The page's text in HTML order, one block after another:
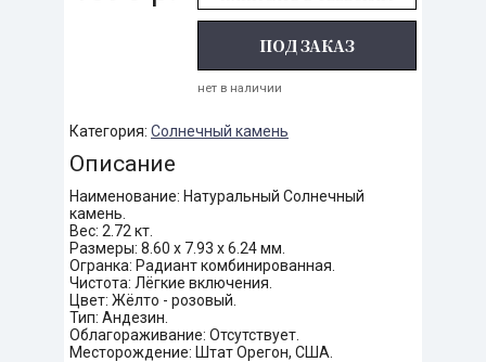
ПОД ЗАКАЗ
нет в наличии
Категория: Солнечный камень
Описание
Наименование: Натуральный Солнечный
камень.
Вес: 2.72 кт.
Размеры: 8.60 х 7.93 х 6.24 мм.
Огранка: Радиант комбинированная.
Чистота: Лёгкие включения.
Цвет: Жёлто - розовый.
Тип: Андезин.
Облагораживание: Отсутствует.
Месторождение: Штат Орегон, США.